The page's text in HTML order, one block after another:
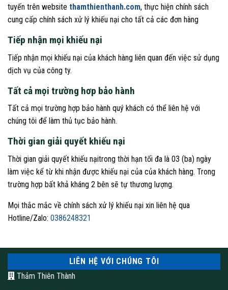
tuyến trên website thamthienthanh.com, thực hiện chính sách
cung cấp chính sách xử lý khiếu nại cho tất cả các đơn hàng
Tiếp nhận mọi khiếu nại
Tiếp nhận mọi khiếu nại của khách hàng liên quan đến việc sử dụng
dịch vụ của công ty.
Tất cả mọi trường hơp bảo hành
Tất cả mọi trường hợp bảo hành quý khách có thể liên hệ với
chúng tôi để làm thủ tục bảo hành.
Thời gian giải quyết khiếu nại
Thời gian giải quyết khiếu nạitrong thời hạn tối đa là 03 (ba) ngày
làm việc kể từ khi nhận được khiếu nại của của khách hàng. Trong
trường hợp bất khả kháng 2 bên sẽ tự thương lượng.
Mọi thắc mắc về chính sách xử lý khiếu nại xin liên hệ qua
Hotline/Zalo: 0386248321
LIÊN HỆ VỚI CHÚNG TÔI
Thảm Thiên Thành